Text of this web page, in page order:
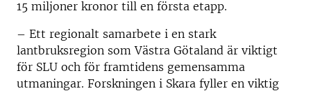
15 miljoner kronor till en första etapp.
– Ett regionalt samarbete i en stark
lantbruksregion som Västra Götaland är viktigt
för SLU och för framtidens gemensamma
utmaningar. Forskningen i Skara fyller en viktig